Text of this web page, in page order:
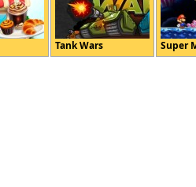
Tank Wars Super